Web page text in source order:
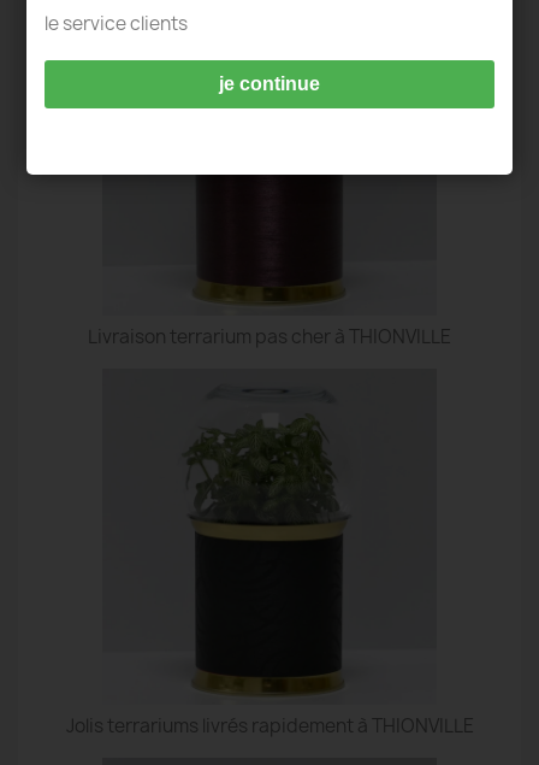
Livraison terrarium pas cher à THIONVILLE
Jolis terrariums livrés rapidement à THIONVILLE
le service clients
je continue